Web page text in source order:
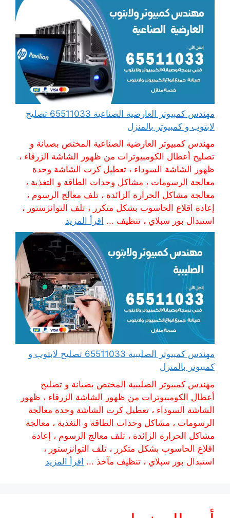
مهندس كمبيوتر العارضية الصناعية 65511033 تصليح
لابتوب و كمبيوتر بالمنزل
مهندس كمبيوتر العارضية الصناعية المختص بصيانة و
تصليح أعطال الكومبيوترات من ظهور الشاشة الزرقاء ،
ظهور الشاشة السوداء ، تعطيل كرت الشاشة وحدة
معالجة الرسومات ، مشاكل وحدات الطاقة و التغذية ،
معالجة مشاكل الحرارة الزائدة ، تلف معالج الرسوم ،
إعادة اقلاع الحاسوب بشكل متكرر ، تلف التوانزستور ،
استبدال بور سبلاي ، تنظيف ... اقرأ المزيد
مهندس كمبيوتر الصليبية 65511033 تصليح لابتوب و
كمبيوتر بالمنزل
مهندس كمبيوتر الصليبية المختص بصيانة و تصليح
أعطال الكومبيوترات من ظهور الشاشة الزرقاء ، ظهور
الشاشة السوداء ، تعطيل كرت الشاشة وحدة معالجة
الرسومات ، مشاكل وحدات الطاقة و التغذية ، معالجة
مشاكل الحرارة الزائدة ، تلف معالج الرسوم ، إعادة
اقلاع الحاسوب بشكل متكرر ، تلف التوانزستور ،
استبدال بور سبلاي ، تنظيف مآخذ ... اقرأ المزيد